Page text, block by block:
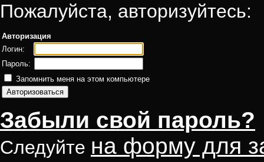
Пожалуйста, авторизуйтесь:
Авторизация
Логин:
Пароль:
Запомнить меня на этом компьютере
Забыли свой пароль?
Следуйте на форму для